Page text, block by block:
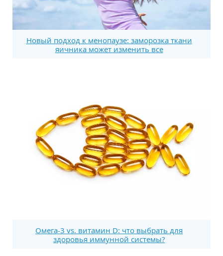
Новый подход к менопаузе: заморозка ткани
яичника может изменить все
Омега-3 vs. витамин D: что выбрать для
здоровья иммунной системы?